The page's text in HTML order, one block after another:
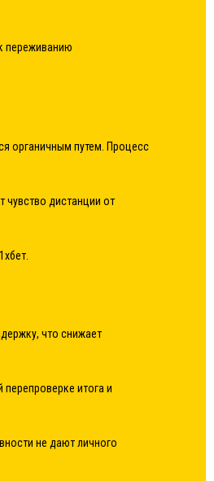
переживанию
органичным путем. Процесс
чувство дистанции от
что снижает
итога и
не дают личного